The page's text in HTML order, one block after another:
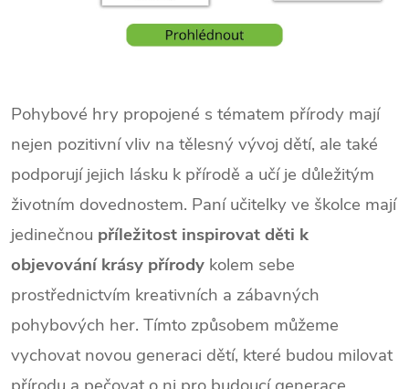
Pohybové hry propojené s tématem přírody mají
nejen pozitivní vliv na tělesný vývoj dětí, ale také
podporují jejich lásku k přírodě a učí je důležitým
životním dovednostem. Paní učitelky ve školce mají
jedinečnou příležitost inspirovat děti k
objevování krásy přírody kolem sebe
prostřednictvím kreativních a zábavných
pohybových her. Tímto způsobem můžeme
vychovat novou generaci dětí, které budou milovat